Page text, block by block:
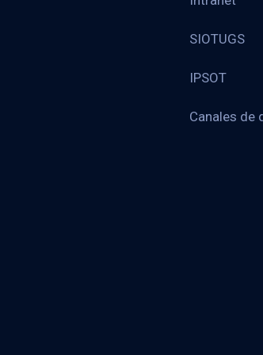
SIOTUGS
IPSOT
Canales de